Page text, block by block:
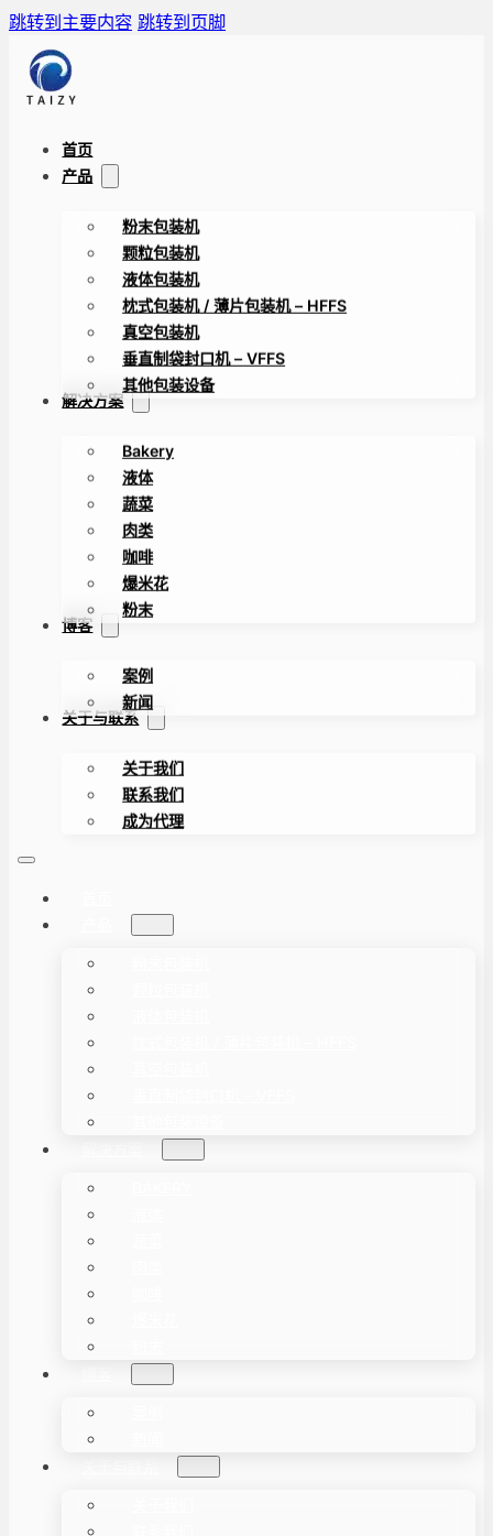
跳转到主要内容 跳转到页脚
首页
产品
粉末包装机
颗粒包装机
液体包装机
枕式包装机 / 薄片包装机 – HFFS
真空包装机
垂直制袋封口机 – VFFS
其他包装设备
解决方案
Bakery
液体
蔬菜
肉类
咖啡
爆米花
粉末
博客
案例
新闻
关于与联系
关于我们
联系我们
成为代理